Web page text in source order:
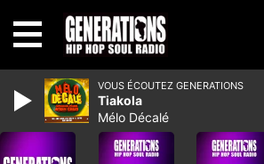
VOUS ÉCOUTEZ GENERATIONS
Tiakola
Mélo Décalé